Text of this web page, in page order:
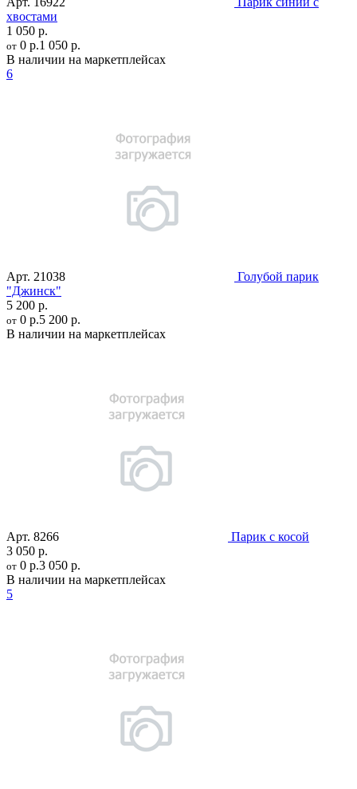
хвостами
1 050 р.
от 0 р.1 050 р.
В наличии на маркетплейсах
6
Арт. 21038
Голубой парик
"Джинск"
5 200 р.
от 0 р.5 200 р.
В наличии на маркетплейсах
Арт. 8266
Парик с косой
3 050 р.
от 0 р.3 050 р.
В наличии на маркетплейсах
5